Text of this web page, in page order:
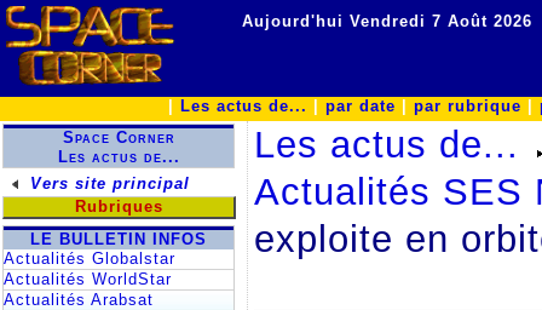
Aujourd'hui Vendredi 7 Août 2026
Les actus de... par date par rubrique
Space Corner
Les actus de...
Vers site principal
Rubriques
LE BULLETIN INFOS
Actualités Globalstar
Actualités WorldStar
Actualités Arabsat
Les actus de...
Actualités SES
exploite en